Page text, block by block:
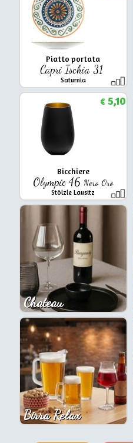
Piatto portata
Capri Ischia 31
Saturnia
Bicchiere
Olympic 46 Nero Oro
Stölzle Lausitz
€5,10
Chateau
Birra Relax